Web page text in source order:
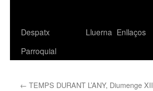
Despatx
Parroquial
Lluerna Enllaços
← TEMPS DURANT L’ANY, Diumenge XII